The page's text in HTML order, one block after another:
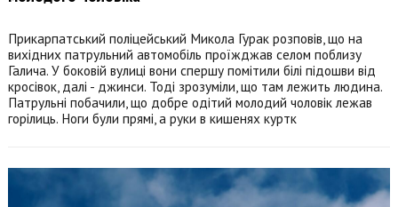
Прикарпатський поліцейський Микола Гурак розповів, що на
вихідних патрульний автомобіль проїжджав селом поблизу
Галича. У боковій вулиці вони спершу помітили білі підошви від
кросівок, далі - джинси. Тоді зрозуміли, що там лежить людина.
Патрульні побачили, що добре одітий молодий чоловік лежав
горілиць. Ноги були прямі, а руки в кишенях куртк